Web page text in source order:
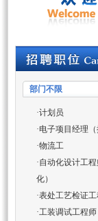
部门不限
·计划员
·电子项目经理（
·物流工
·自动化设计工
化）
·表处工艺检证
·工装调试工程师